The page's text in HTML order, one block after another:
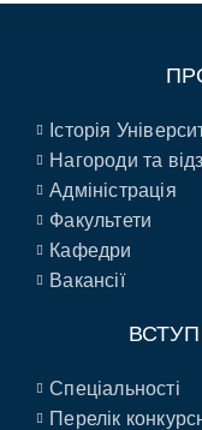
Історія
Нагороди та
Адміністрація
Факультети
Кафедри
Вакансії
Спеціальності
Перелік